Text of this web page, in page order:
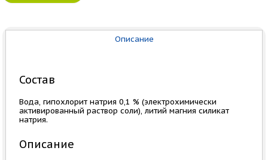
Описание
Состав
Вода, гипохлорит натрия 0,1 % (электрохимически
активированный раствор соли), литий магния силикат
натрия.
Описание